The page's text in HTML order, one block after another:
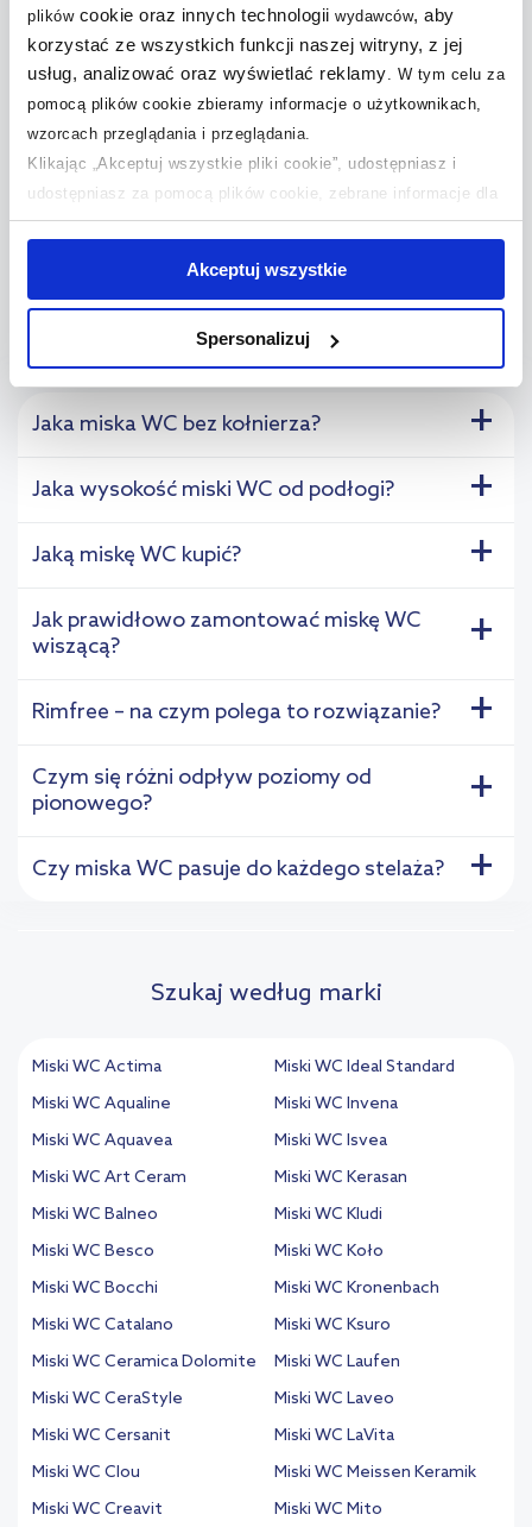
plikówcookie oraz innych technologii wydawców, aby
korzystać ze wszystkich funkcji naszej witryny, z jej
usług, analizować oraz wyświetlać reklamy. W tym celu za
pomocą plików cookie zbieramy informacje o użytkownikach,
wzorcach przeglądania i przeglądania.
Klikając „Akceptuj wszystkie pliki cookie”, udostępniasz i
udostępniasz za pomocą plików cookie, zebrane informacje dla
użytkowników zewnętrznych, a także nasi partnerzy reklamowi.
jednak, że zablokowane niektóre pliki cookie mogą mieć wpływ
na sposób dostarczania treści niedostosowanych do potrzeb
kliknij „Ustawienia plików cookie”. Jeśli chcesz uzyskać więcej
informacji na temat plików cookie i tego, dlaczego ich przepisy,
przejdź do zakładek „Informacje o plikach cookie”.
Akceptuj wszystkie
Spersonalizuj
Łazienka z oknem -
Łazienka oblana złotem
Zobacz więcej inspiracji
Pytania i odpowiedzi (7)
Jaka miska WC bez kołnierza? +
Jaka wysokość miski WC od podłogi? +
Jaką miskę WC kupić? +
Jak prawidłowo zamontować miskę WC
wiszącą?
+
Rimfree – na czym polega to rozwiązanie? +
Czym się różni odpływ poziomy od
pionowego?
+
Czy miska WC pasuje do każdego stelaża? +
Szukaj według marki
Miski WC Actima
Miski WC Aqualine
Miski WC Aquavea
Miski WC Art Ceram
Miski WC Balneo
Miski WC Besco
Miski WC Bocchi
Miski WC Catalano
Miski WC Ceramica Dolomite
Miski WC CeraStyle
Miski WC Cersanit
Miski WC Clou
Miski WC Creavit
Miski WC Ideal Standard
Miski WC Invena
Miski WC Isvea
Miski WC Kerasan
Miski WC Kludi
Miski WC Koło
Miski WC Kronenbach
Miski WC Ksuro
Miski WC Laufen
Miski WC Laveo
Miski WC LaVita
Miski WC Meissen Keramik
Miski WC Mito